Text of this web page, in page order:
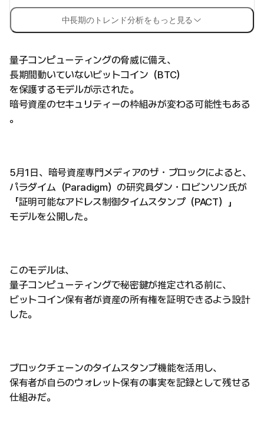
中長期のトレンド分析をもっと見る
量子コンピューティングの脅威に備え、
長期間動いていないビットコイン（BTC）
を保護するモデルが示された。
暗号資産のセキュリティーの枠組みが変わる可能性もある
。
5月1日、暗号資産専門メディアのザ・ブロックによると、
パラダイム（Paradigm）の研究員ダン・ロビンソン氏が
「証明可能なアドレス制御タイムスタンプ（PACT）」
モデルを公開した。
このモデルは、
量子コンピューティングで秘密鍵が推定される前に、
ビットコイン保有者が資産の所有権を証明できるよう設計
した。
ブロックチェーンのタイムスタンプ機能を活用し、
保有者が自らのウォレット保有の事実を記録として残せる
仕組みだ。